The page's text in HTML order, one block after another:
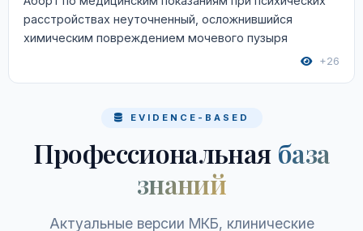
расстройствах неуточненный, осложнившийся
химическим повреждением мочевого пузыря
+26
EVIDENCE-BASED
Профессиональная база
знаний
Актуальные версии МКБ, клинические